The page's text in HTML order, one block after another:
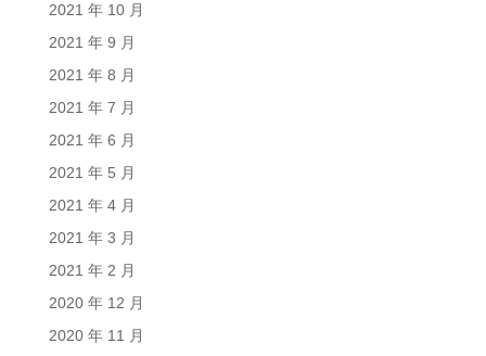
2021 年 10 月
2021 年 9 月
2021 年 8 月
2021 年 7 月
2021 年 6 月
2021 年 5 月
2021 年 4 月
2021 年 3 月
2021 年 2 月
2020 年 12 月
2020 年 11 月